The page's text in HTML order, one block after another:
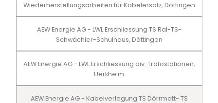
Wiederherstellungsarbeiten für Kabelersatz, Döttingen
AEW Energie AG - LWL Erschliessung TS Rai-TS-
Schwächler-Schulhaus, Döttingen
AEW Energie AG - LWL Erschliessung div. Trafostationen,
Uerkheim
AEW Energie AG - Kabelverlegung TS Dörrmatt- TS